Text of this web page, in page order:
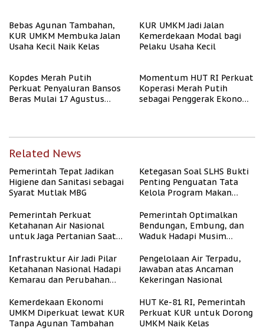
Bebas Agunan Tambahan,
KUR UMKM Membuka Jalan
Usaha Kecil Naik Kelas
KUR UMKM Jadi Jalan
Kemerdekaan Modal bagi
Pelaku Usaha Kecil
Kopdes Merah Putih
Perkuat Penyaluran Bansos
Beras Mulai 17 Agustus
Momentum HUT RI Perkuat
Koperasi Merah Putih
sebagai Penggerak Ekonomi
Related News
Pemerintah Tepat Jadikan
Higiene dan Sanitasi sebagai
Syarat Mutlak MBG
Ketegasan Soal SLHS Bukti
Penting Penguatan Tata
Kelola Program Makan
Pemerintah Perkuat
Ketahanan Air Nasional
untuk Jaga Pertanian Saat
Pemerintah Optimalkan
Bendungan, Embung, dan
Waduk Hadapi Musim
Infrastruktur Air Jadi Pilar
Ketahanan Nasional Hadapi
Kemarau dan Perubahan
Pengelolaan Air Terpadu,
Jawaban atas Ancaman
Kekeringan Nasional
Kemerdekaan Ekonomi
UMKM Diperkuat lewat KUR
Tanpa Agunan Tambahan
HUT Ke-81 RI, Pemerintah
Perkuat KUR untuk Dorong
UMKM Naik Kelas